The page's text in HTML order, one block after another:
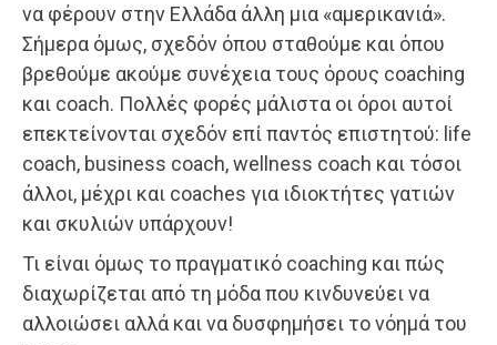
να φέρουν στην Ελλάδα άλλη μια «αμερικανιά».
Σήμερα όμως, σχεδόν όπου σταθούμε και όπου
βρεθούμε ακούμε συνέχεια τους όρους coaching
και coach. Πολλές φορές μάλιστα οι όροι αυτοί
επεκτείνονται σχεδόν επί παντός επιστητού: life
coach, business coach, wellness coach και τόσοι
άλλοι, μέχρι και coaches για ιδιοκτήτες γατιών
και σκυλιών υπάρχουν!
Τι είναι όμως το πραγματικό coaching και πώς
διαχωρίζεται από τη μόδα που κινδυνεύει να
αλλοιώσει αλλά και να δυσφημήσει το νόημά του